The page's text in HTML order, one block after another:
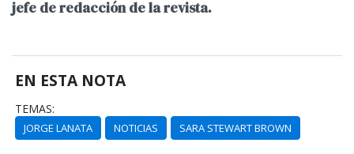
jefe de redacción de la revista.
EN ESTA NOTA
TEMAS:
JORGE LANATA NOTICIAS SARA STEWART BROWN